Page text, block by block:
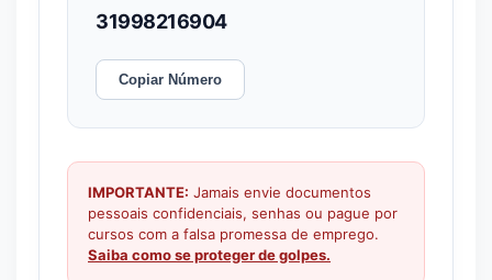
31998216904
Copiar Número
IMPORTANTE: Jamais envie documentos
pessoais confidenciais, senhas ou pague por
cursos com a falsa promessa de emprego.
Saiba como se proteger de golpes.